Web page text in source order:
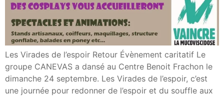
Les Virades de l’espoir Retour Évènement caritatif Le
groupe CANEVAS a dansé au Centre Benoit Frachon le
dimanche 24 septembre. Les Virades de l’espoir, c’est
une journée pour redonner de l’espoir et du souffle aux